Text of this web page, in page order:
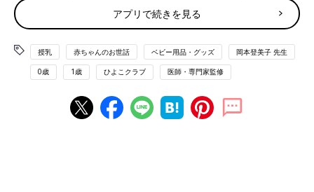
るために、ミルク派ママも、混合派＆母乳派の
ママもしっかりチェックしたいポイントについ
て、助産師の岡本登美子先生に聞きました。
哺乳びんと乳首の種類は?
哺乳びんやその乳首は、いろいろなメーカーのものがあり、種類
や特徴も多種多様。とくに「哺乳びん乳首」は赤ちゃんが吸う部
分に穴があり、その形だけでなく、素材やサイズもあまたありま
す。まずは、基本となるサイズや種類、特徴を知っておきましょ
アプリで続きを見る
授乳 赤ちゃんのお世話 ベビー用品・グッズ 岡本登美子 先生
0歳 1歳 ひよこクラブ 医師・専門家監修